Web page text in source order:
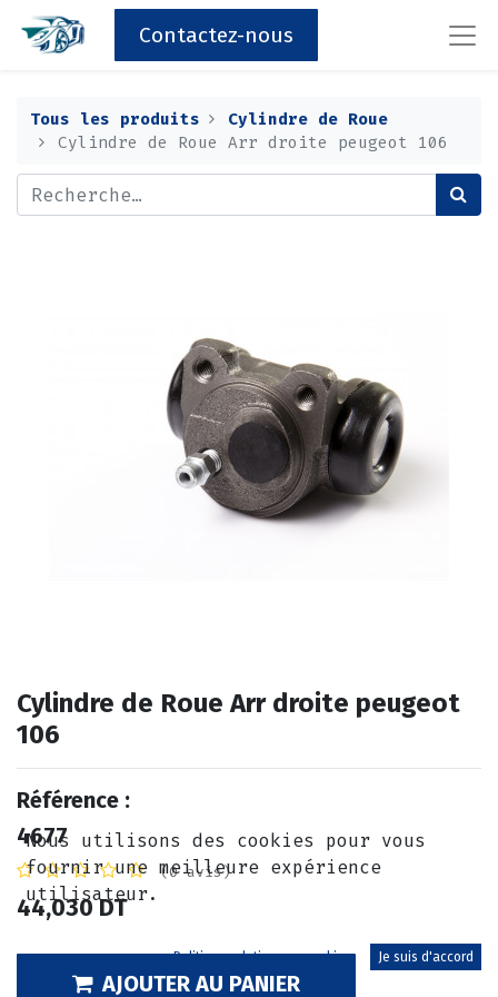
Contactez-nous
Tous les produits
Cylindre de Roue
Cylindre de Roue Arr droite peugeot 106
Cylindre de Roue Arr droite peugeot
106
Référence :
4677
(0 avis)
44,030DT
AJOUTER AU PANIER
Nous utilisons des cookies pour vous
fournir une meilleure expérience
utilisateur.
Politique relative aux cookies Je suis d'accord